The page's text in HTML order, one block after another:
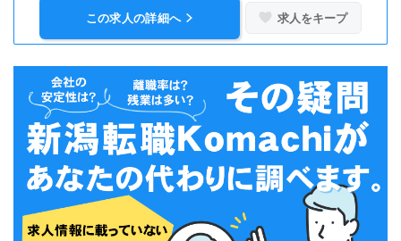
この求人の詳細へ 求人をキープ